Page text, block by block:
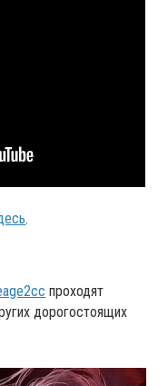
.
проходят
дорогостоящих